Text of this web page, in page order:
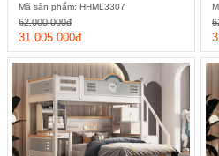
Mã sản phẩm: HHML3307
31.005.000đ
62.000.000đ